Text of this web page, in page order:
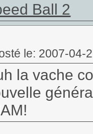
Ball 2
le: 2007-04-
la vache